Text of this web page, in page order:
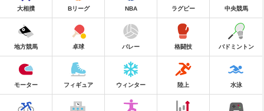
大相撲 Bリーグ NBA ラグビー 中央競馬
地方競馬 卓球 バレー 格闘技 バドミントン
モーター フィギュア ウィンター 陸上 水泳